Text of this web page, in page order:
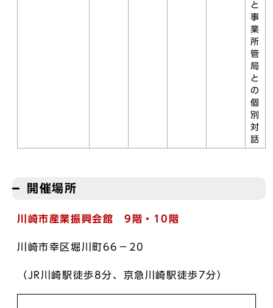
と
事
業
所
管
局
と
の
個
別
対
話
開催場所
川崎市産業振興会館 9階・10階
川崎市幸区堀川町66−20
（JR川崎駅徒歩8分、京急川崎駅徒歩7分）